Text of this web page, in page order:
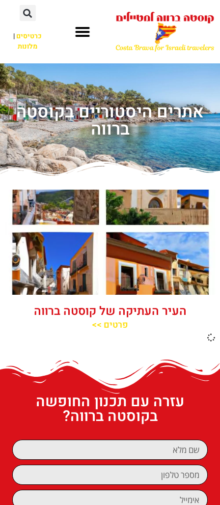
כרטיסים|
מלונות
אתרים היסטוריים בקוסטה
ברווה
העיר העתיקה של קוסטה ברווה
פרטים >>
עזרה עם תכנון החופשה
בקוסטה ברווה?